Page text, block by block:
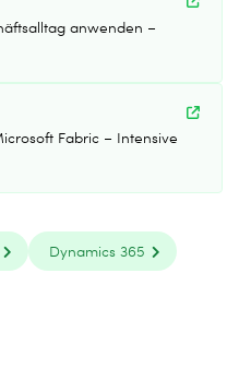
anwenden –
Fabric – Intensive
Dynamics 365